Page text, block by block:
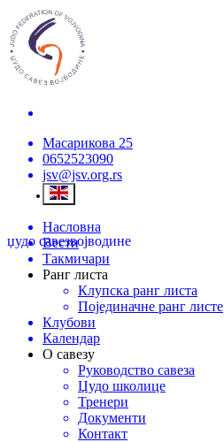
Масарикова 25
0652523090
jsv@jsv.org.rs
џудо савезвојводине
Насловна
Вести
Такмичари
Ранг листа
Клупска ранг листа
Појединачне ранг листе
Клубови
Календар
О савезу
Руководство савеза
Џудо школице
Тренери
Документи
Контакт